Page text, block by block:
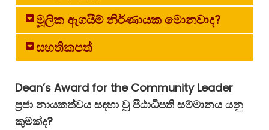
මූලික ඇගයීම් නිර්ණායක මොනවාද?
සහතිකපත්
Dean’s Award for the Community Leader
ප්‍රජා නායකත්වය සඳහා වූ පීඨාධිපති සම්මානය යනු
කුමක්ද?